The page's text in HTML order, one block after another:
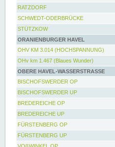
RATZDORF
SCHWEDT-ODERBRÜCKE
STÜTZKOW
ORANIENBURGER HAVEL
OHV KM 3.014 (HOCHSPANNUNG)
OHv km 1.467 (Blaues Wunder)
OBERE HAVEL-WASSERSTRASSE
BISCHOFSWERDER OP
BISCHOFSWERDER UP
BREDEREICHE OP
BREDEREICHE UP
FÜRSTENBERG OP
FÜRSTENBERG UP